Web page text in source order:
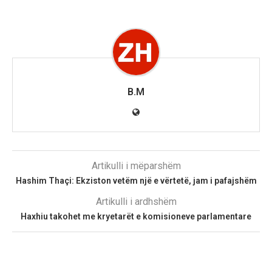
B.M
Artikulli i mëparshëm
Hashim Thaçi: Ekziston vetëm një e vërtetë, jam i pafajshëm
Artikulli i ardhshëm
Haxhiu takohet me kryetarët e komisioneve parlamentare